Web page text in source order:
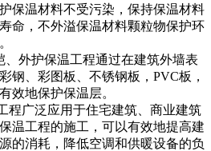
保温材料不受污染，保持保温材料
命，不外溢保温材料颗粒物保护环
、外护保温工程通过在建筑外墙表
钢、彩图板、不锈钢板，PVC板，
效地保护保温层。
程广泛应用于住宅建筑、商业建筑
温工程的施工，可以有效地提高建
的消耗，降低空调和供暖设备的负